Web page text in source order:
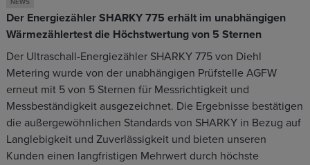
NEWS
Der Energiezähler SHARKY 775 erhält im unabhängigen
Wärmezählertest die Höchstwertung von 5 Sternen
Der Ultraschall-Energiezähler SHARKY 775 von Diehl
Metering wurde von der unabhängigen Prüfstelle AGFW
erneut mit 5 von 5 Sternen für Messrichtigkeit und
Messbeständigkeit ausgezeichnet. Die Ergebnisse bestätigen
die außergewöhnlichen Standards von SHARKY in Bezug auf
Langlebigkeit und Zuverlässigkeit und bieten unseren
Kunden einen langfristigen Mehrwert durch höchste